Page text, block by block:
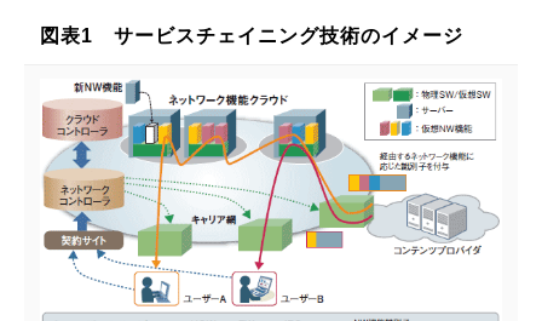
図表1 サービスチェイニング技術のイメージ